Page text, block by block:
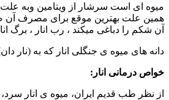
میوه ای است سرشار از ویتامین وبه
همین علت بهترین موقع برای مصرف آن
آن شکم را دباغی میکند ، رب انار ،
دانه های میوه ی جنگلی انار که به
خواص درمانی انار:
از نظر طب قدیم ایران، میوه ی انار